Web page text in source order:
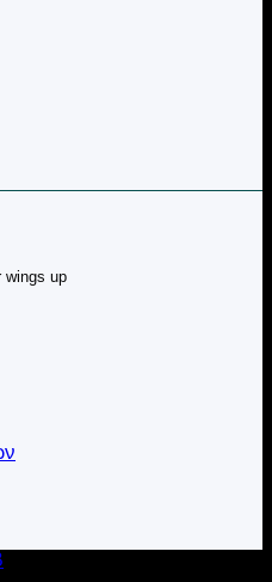
wings up